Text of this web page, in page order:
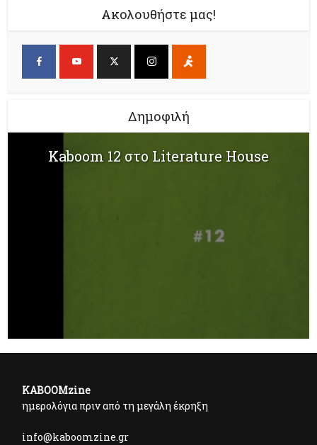
Ακολουθήστε μας!
Δημοφιλή
Kaboom 12 στο Literature House
KABOOMzine
ημερολόγια πριν από τη μεγάλη έκρηξη
info@kaboomzine.gr